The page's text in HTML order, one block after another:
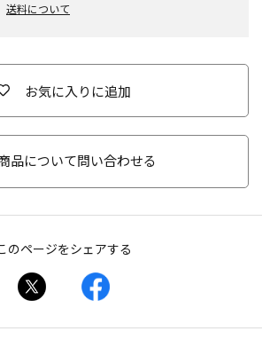
送料について
お気に入りに追加
品について問い合わせる
のページをシェアする